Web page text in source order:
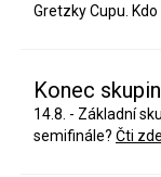
Gretzky Cupu.
Konec skupin
14.8. - Základní
semifinále? Čti